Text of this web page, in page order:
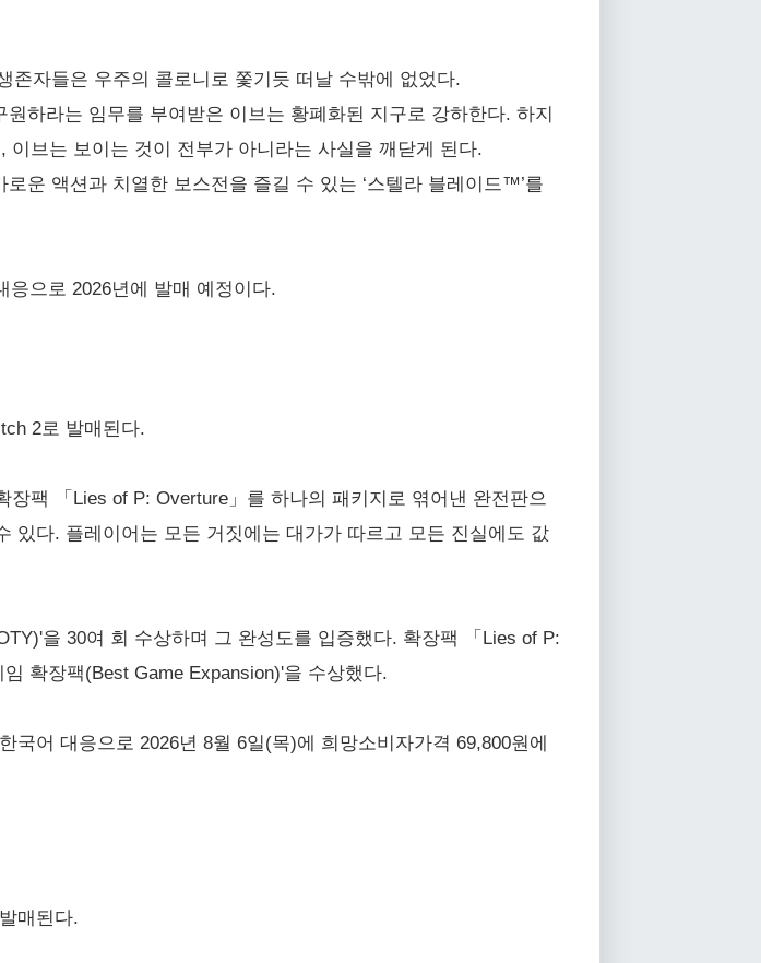
존자들은 우주의 콜로니로 쫓기듯 떠날 수밖에 없었다.
하라는 임무를 부여받은 이브는 황폐화된 지구로 강하한다. 하지
브는 보이는 것이 전부가 아니라는 사실을 깨닫게 된다.
운 액션과 치열한 보스전을 즐길 수 있는 ‘스텔라 블레이드™’를
응으로 2026년에 발매 예정이다.
2로 발매된다.
팩 「Lies of P: Overture」를 하나의 패키지로 엮어낸 완전판으
있다. 플레이어는 모든 거짓에는 대가가 따르고 모든 진실에도 값
을 30여 회 수상하며 그 완성도를 입증했다. 확장팩 「Lies of P:
확장팩(Best Game Expansion)'을 수상했다.
국어 대응으로 2026년 8월 6일(목)에 희망소비자가격 69,800원에
매된다.